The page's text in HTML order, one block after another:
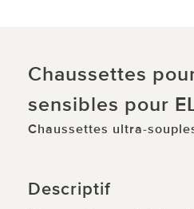
Chaussettes
sensibles pour
Chaussettes ultra-
Descriptif